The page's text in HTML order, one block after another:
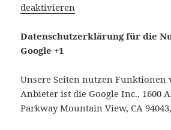
deaktivieren
Datenschutzerklärung für die
Google +1
Unsere Seiten nutzen Funktionen
Anbieter ist die Google Inc., 1600
Parkway Mountain View, CA